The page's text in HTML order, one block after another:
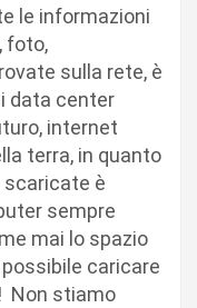
le informazioni
foto,
sulla rete, è
data center
internet
terra, in quanto
è
sempre
mai lo spazio
caricare
Non stiamo